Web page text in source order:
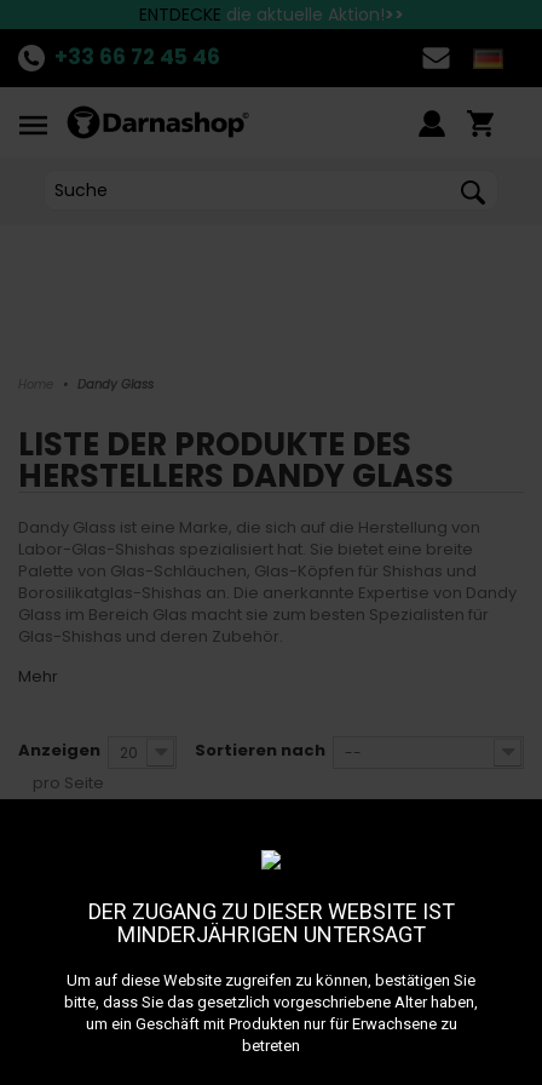
DER ZUGANG ZU DIESER WEBSITE IST
MINDERJÄHRIGEN UNTERSAGT
Um auf diese Website zugreifen zu können, bestätigen Sie
bitte, dass Sie das gesetzlich vorgeschriebene Alter haben,
um ein Geschäft mit Produkten nur für Erwachsene zu
betreten
ENTDECKE die aktuelle Aktion!>>
Schnelle Lieferung nach Deutschland!
Die besten Marken finden Sie bei Darnashop
+33 66 72 45 46
Home • Dandy Glass
LISTE DER PRODUKTE DES
HERSTELLERS DANDY GLASS
Dandy Glass ist eine Marke, die sich auf die Herstellung von
Labor-Glas-Shishas spezialisiert hat. Sie bietet eine breite
Palette von Glas-Schläuchen, Glas-Köpfen für Shishas und
Borosilikatglas-Shishas an. Die anerkannte Expertise von Dandy
Glass im Bereich Glas macht sie zum besten Spezialisten für
Glas-Shishas und deren Zubehör.
Mehr
Sortieren nach --
Anzeigen 20
pro Seite
Nicht vorrätig
99,00 €
Chicha Alambic Dandy Glass
Auf Lager • Lieferung in 24H
149,00 €
Chicha Majordome Dandy Glass